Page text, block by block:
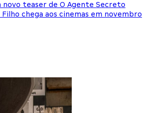
novo teaser de O Agente Secreto
chega aos cinemas em novembro